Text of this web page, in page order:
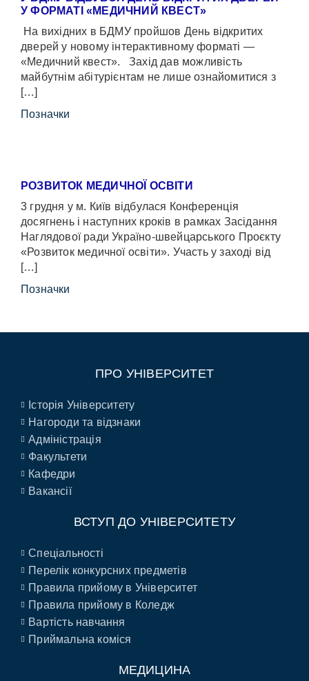
У ФОРМАТІ «МЕДИЧНИЙ КВЕСТ»
На вихідних в БДМУ пройшов День відкритих
дверей у новому інтерактивному форматі —
«Медичний квест». Захід дав можливість
майбутнім абітурієнтам не лише ознайомитися з
[…]
Позначки
РОЗВИТОК МЕДИЧНОЇ ОСВІТИ
3 грудня у м. Київ відбулася Конференція
досягнень і наступних кроків в рамках Засідання
Наглядової ради Україно-швейцарського Проєкту
«Розвиток медичної освіти». Участь у заході від
[…]
Позначки
ПРО УНІВЕРСИТЕТ
Історія Університету
Нагороди та відзнаки
Адміністрація
Факультети
Кафедри
Вакансії
ВСТУП ДО УНІВЕРСИТЕТУ
Спеціальності
Перелік конкурсних предметів
Правила прийому в Університет
Правила прийому в Коледж
Вартість навчання
Приймальна коміся
МЕДИЦИНА